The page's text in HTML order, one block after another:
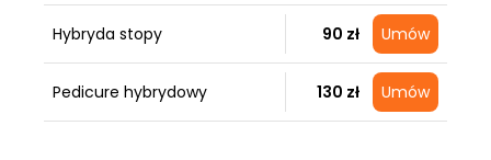
Hybryda stopy 90 zł Umów
Pedicure hybrydowy 130 zł Umów